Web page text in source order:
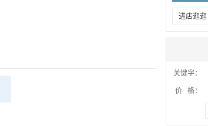
进店逛逛
关键字：
价 格：